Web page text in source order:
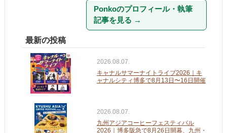
Ponkoのプロフィール・執筆
記事を見る →
最新の投稿
2026.08.07.
キャナルサマーナイトライブ2026｜キ
ャナルシティ博多で8月13日〜16日開催
2026.08.07.
九州アジアコーヒーフェスティバル
2026｜博多阪急で8月26日開幕、九州・